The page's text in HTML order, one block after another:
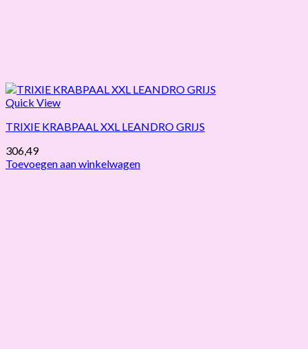
Quick View
TRIXIE KRABPAAL XXL LEANDRO GRIJS
306,49
Toevoegen aan winkelwagen